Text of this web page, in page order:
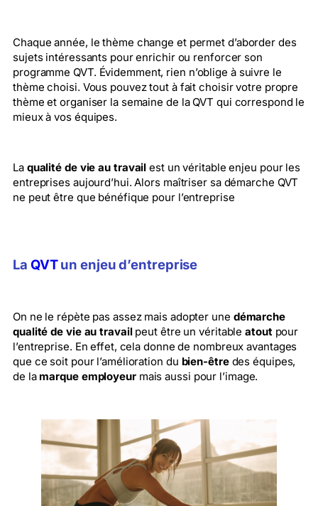
Chaque année, le thème change et permet d’aborder des
sujets intéressants pour enrichir ou renforcer son
programme QVT. Évidemment, rien n’oblige à suivre le
thème choisi. Vous pouvez tout à fait choisir votre propre
thème et organiser la semaine de la QVT qui correspond le
mieux à vos équipes.
La qualité de vie au travail est un véritable enjeu pour les
entreprises aujourd’hui. Alors maîtriser sa démarche QVT
ne peut être que bénéfique pour l’entreprise
La QVTun enjeu d’entreprise
On ne le répète pas assez mais adopter une démarche
qualité de vie au travailpeut être un véritableatoutpour
l’entreprise. En effet, cela donne de nombreux avantages
que ce soit pour l’amélioration du bien-êtredes équipes,
de la marque employeurmais aussi pour l’image.